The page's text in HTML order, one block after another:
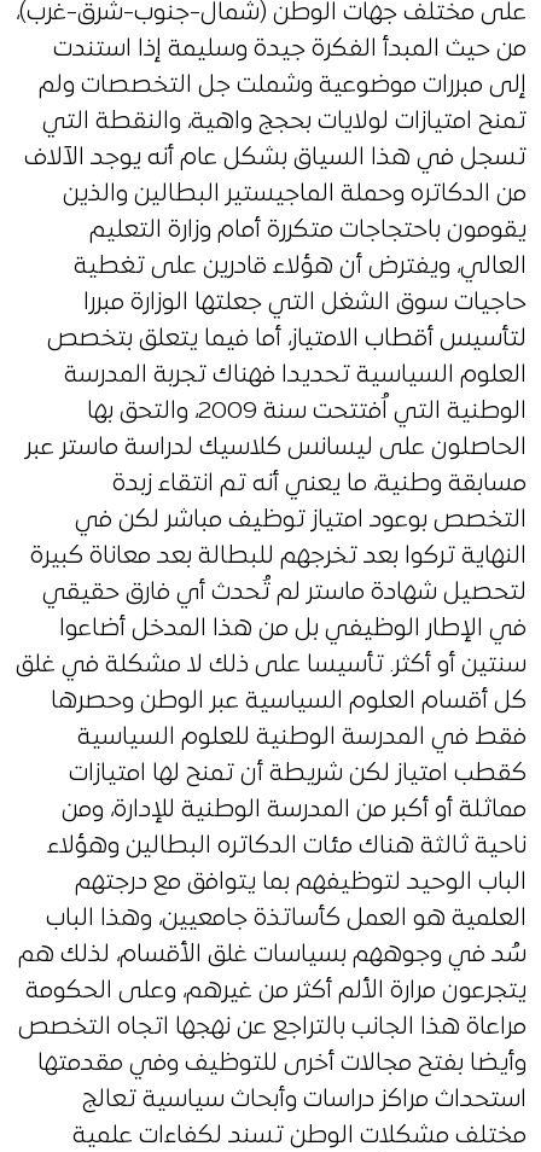
على مختلف جهات الوطن (شمال-جنوب-شرق-غرب)،
من حيث المبدأ الفكرة جيدة وسليمة إذا استندت
إلى مبررات موضوعية وشملت جل التخصصات ولم
تمنح امتيازات لولايات بحجج واهية، والنقطة التي
تسجل في هذا السياق بشكل عام أنه يوجد الآلاف
من الدكاتره وحملة الماجيستير البطالين والذين
يقومون باحتجاجات متكررة أمام وزارة التعليم
العالي، ويفترض أن هؤلاء قادرين على تغطية
حاجيات سوق الشغل التي جعلتها الوزارة مبررا
لتأسيس أقطاب الامتياز، أما فيما يتعلق بتخصص
العلوم السياسية تحديدا فهناك تجربة المدرسة
الوطنية التي اُفتتحت سنة 2009، والتحق بها
الحاصلون على ليسانس كلاسيك لدراسة ماستر عبر
مسابقة وطنية، ما يعني أنه تم انتقاء زبدة
التخصص بوعود امتياز توظيف مباشر لكن في
النهاية تركوا بعد تخرجهم للبطالة بعد معاناة كبيرة
لتحصيل شهادة ماستر لم تُحدث أي فارق حقيقي
في الإطار الوظيفي بل من هذا المدخل أضاعوا
سنتين أو أكثر. تأسيسا على ذلك لا مشكلة في غلق
كل أقسام العلوم السياسية عبر الوطن وحصرها
فقط في المدرسة الوطنية للعلوم السياسية
كقطب امتياز لكن شريطة أن تمنح لها امتيازات
مماثلة أو أكبر من المدرسة الوطنية للإدارة، ومن
ناحية ثالثة هناك مئات الدكاتره البطالين وهؤلاء
الباب الوحيد لتوظيفهم بما يتوافق مع درجتهم
العلمية هو العمل كأساتذة جامعيين، وهذا الباب
سُد في وجوههم بسياسات غلق الأقسام، لذلك هم
يتجرعون مرارة الألم أكثر من غيرهم، وعلى الحكومة
مراعاة هذا الجانب بالتراجع عن نهجها اتجاه التخصص
وأيضا بفتح مجالات أخرى للتوظيف وفي مقدمتها
استحداث مراكز دراسات وأبحاث سياسية تعالج
مختلف مشكلات الوطن تسند لكفاءات علمية